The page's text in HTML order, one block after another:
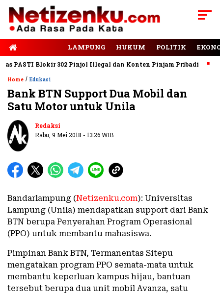
LAMPUNG HUKUM POLITIK
Blokir 302 Pinjol Illegal dan Konten Pinjam Pribadi
Home / Edukasi
Bank BTN Support Dua Mobil dan
Satu Motor untuk Unila
Redaksi
Rabu, 9 Mei 2018 - 13:26 WIB
Bandarlampung (Netizenku.com): Universitas
Lampung (Unila) mendapatkan support dari Bank
BTN berupa Penyerahan Program Operasional
(PPO) untuk membantu mahasiswa.
Pimpinan Bank BTN, Termanentas Sitepu
mengatakan program PPO semata-mata untuk
membantu keperluan kampus hijau, bantuan
tersebut berupa dua unit mobil Avanza, satu